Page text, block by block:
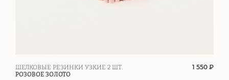
ШЕЛКОВЫЕ РЕЗИНКИ УЗКИЕ 2 ШТ.
РОЗОВОЕ ЗОЛОТО
1 550 ₽